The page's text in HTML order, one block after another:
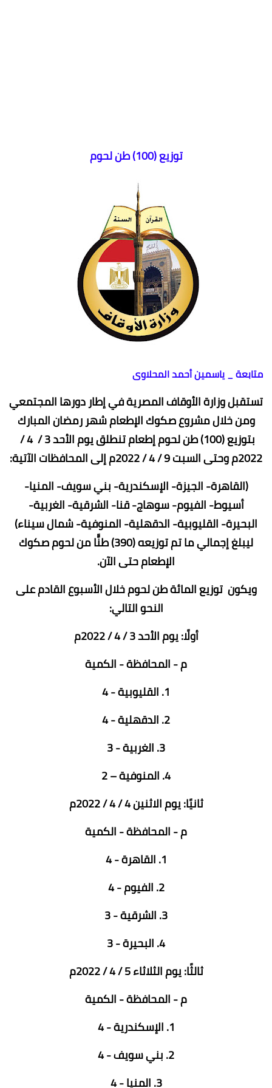
توزيع (100) طن لحوم
متابعة _ ياسمين أحمد المحلاوى
تستقبل وزارة الأوقاف المصرية في إطار دورها المجتمعي
ومن خلال مشروع صكوك الإطعام شهر رمضان المبارك
بتوزيع (100) طن لحوم إطعام تنطلق يوم الأحد 3 / 4 /
2022م وحتى السبت 9 / 4 / 2022م إلى المحافظات الآتية:
(القاهرة- الجيزة- الإسكندرية- بني سويف- المنيا-
أسيوط- الفيوم- سوهاج- قنا- الشرقية- الغربية-
البحيرة- القليوبية- الدقهلية- المنوفية- شمال سيناء)
ليبلغ إجمالي ما تم توزيعه (390) طنًّا من لحوم صكوك
الإطعام حتى الآن.
ويكون توزيع المائة طن لحوم خلال الأسبوع القادم على
النحو التالي:
أولًا: يوم الأحد 3 / 4 / 2022م
م - المحافظة - الكمية
1. القليوبية - 4
2. الدقهلية - 4
3. الغربية - 3
4. المنوفية – 2
ثانيًا: يوم الاثنين 4 / 4 / 2022م
م - المحافظة - الكمية
1. القاهرة - 4
2. الفيوم - 4
3. الشرقية - 3
4. البحيرة - 3
ثالثًا: يوم الثلاثاء 5 / 4 / 2022م
م - المحافظة - الكمية
1. الإسكندرية - 4
2. بني سويف - 4
3. المنيا - 4